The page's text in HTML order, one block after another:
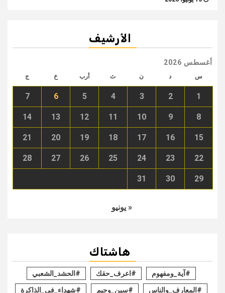
الأرشيف
أغسطس 2026
س د ن ث أرب خ ج
1
2
3
4
5
6
7
8
9
10
11
12
13
14
15
16
17
18
19
20
21
22
23
24
25
26
27
28
29
30
31
« يونيو
هاشتاك
#آية_ومفهوم #اعرف_حقك #الحشد_الشعبي
#المعارف_والناس #سين_وجيم #شهداء_في_الذاكرة